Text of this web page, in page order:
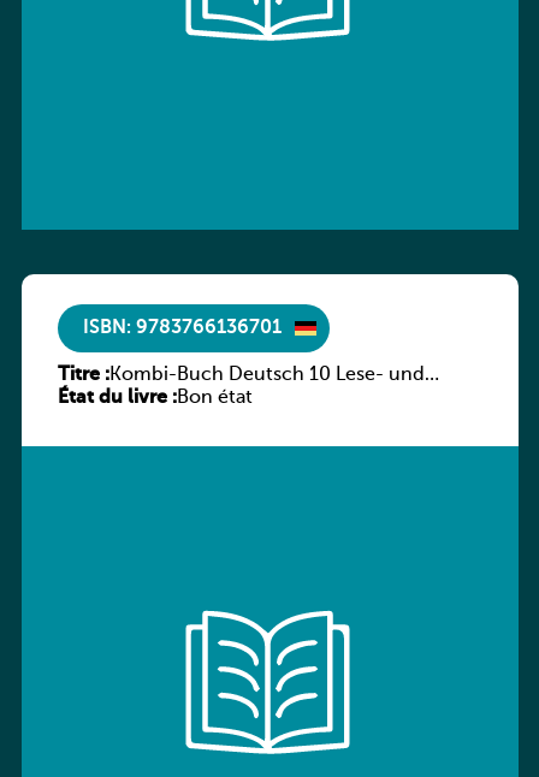
ISBN: 9783766136701
Titre :Kombi-Buch Deutsch 10 Lese- und
Sprachbuch
État du livre :Bon état